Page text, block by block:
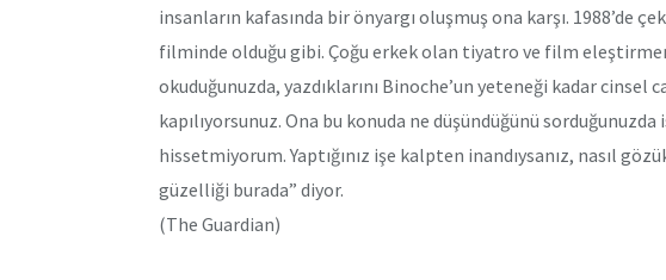
insanların kafasında bir önyargı oluşmuş ona karşı. 1988’de
filminde olduğu gibi. Çoğu erkek olan tiyatro ve film
okuduğunuzda, yazdıklarını Binoche’un yeteneği kadar
kapılıyorsunuz. Ona bu konuda ne düşündüğünü sorduğunuzda
hissetmiyorum. Yaptığınız işe kalpten inandıysanız, nasıl
güzelliği burada” diyor.
(The Guardian)